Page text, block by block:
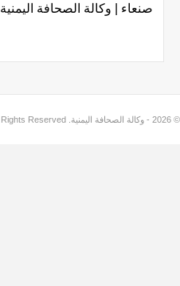
صنعاء | وكالة الصحافة اليمنية
© 2026 - وكالة الصحافة اليمنية. All Rights Reserved.